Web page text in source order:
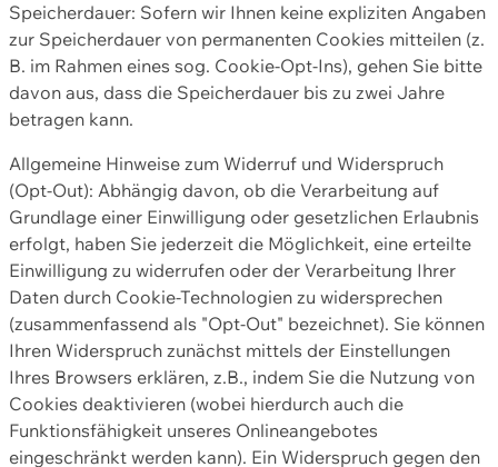
Speicherdauer: Sofern wir Ihnen keine expliziten Angaben
zur Speicherdauer von permanenten Cookies mitteilen (z.
B. im Rahmen eines sog. Cookie-Opt-Ins), gehen Sie bitte
davon aus, dass die Speicherdauer bis zu zwei Jahre
betragen kann.
Allgemeine Hinweise zum Widerruf und Widerspruch
(Opt-Out): Abhängig davon, ob die Verarbeitung auf
Grundlage einer Einwilligung oder gesetzlichen Erlaubnis
erfolgt, haben Sie jederzeit die Möglichkeit, eine erteilte
Einwilligung zu widerrufen oder der Verarbeitung Ihrer
Daten durch Cookie-Technologien zu widersprechen
(zusammenfassend als "Opt-Out" bezeichnet). Sie können
Ihren Widerspruch zunächst mittels der Einstellungen
Ihres Browsers erklären, z.B., indem Sie die Nutzung von
Cookies deaktivieren (wobei hierdurch auch die
Funktionsfähigkeit unseres Onlineangebotes
eingeschränkt werden kann). Ein Widerspruch gegen den